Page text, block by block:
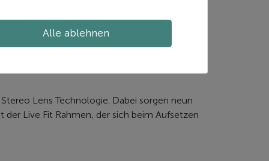
Lens Technologie. Dabei sorgen neun
Live Fit Rahmen, der sich beim Aufsetzen
Alle ablehnen